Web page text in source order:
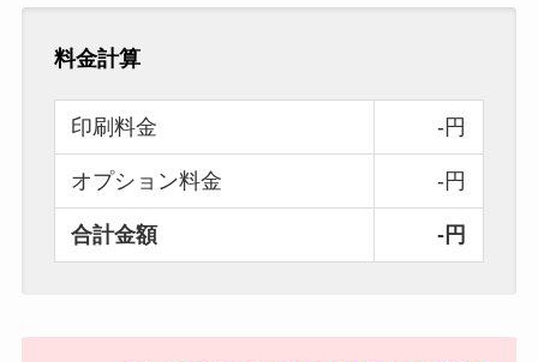
料金計算
印刷料金 -円
オプション料金 -円
合計金額 -円